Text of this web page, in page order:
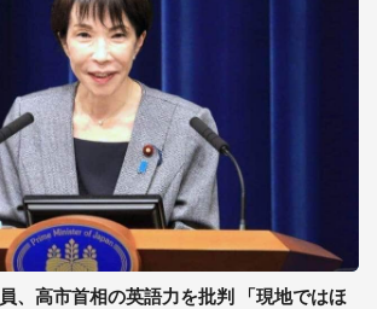
、高市首相の英語力を批判 「現地ではほ